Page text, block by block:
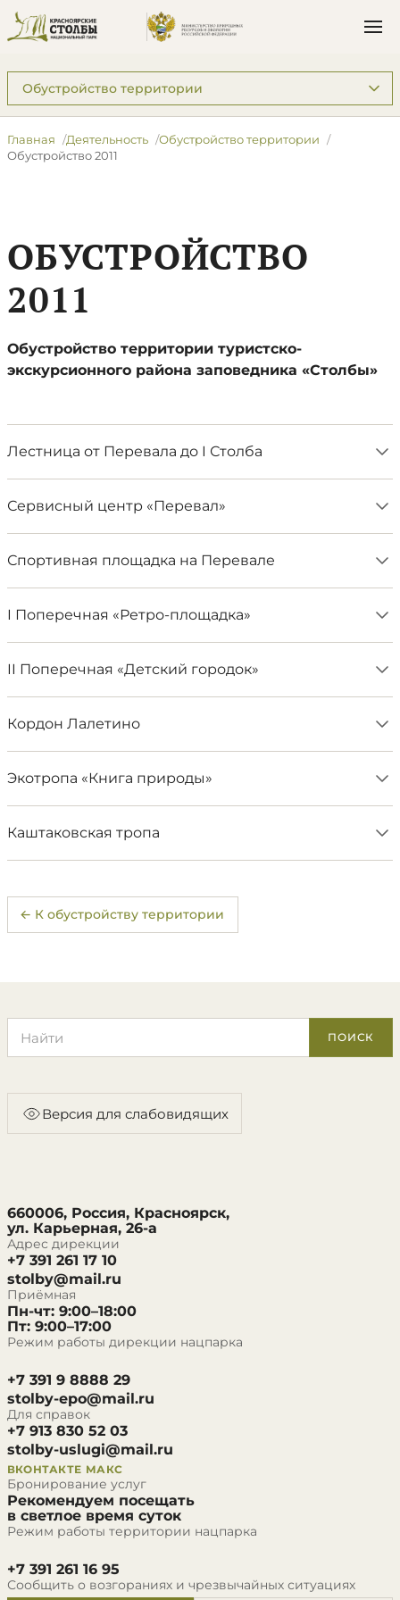
Подразделы: Деятельность
Главная Деятельность
Обустройство территории
Обустройство 2011
ОБУСТРОЙСТВО
2011
Обустройство территории туристско-
экскурсионного района заповедника «Столбы»
Лестница от Перевала до I Столба
Сервисный центр «Перевал»
Спортивная площадка на Перевале
I Поперечная «Ретро-площадка»
II Поперечная «Детский городок»
Кордон Лалетино
Экотропа «Книга природы»
Каштаковская тропа
← К обустройству территории
ПОИСК
Версия для слабовидящих
660006, Россия, Красноярск,
ул. Карьерная, 26-а
Адрес дирекции
+7 391 261 17 10
stolby@mail.ru
Приёмная
Пн-чт: 9:00–18:00
Пт: 9:00–17:00
Режим работы дирекции нацпарка
+7 391 9 8888 29
stolby-epo@mail.ru
Для справок
+7 913 830 52 03
stolby-uslugi@mail.ru
ВКОНТАКТЕ МАКС
Бронирование услуг
Рекомендуем посещать
в светлое время суток
Режим работы территории нацпарка
+7 391 261 16 95
Сообщить о возгораниях и чрезвычайных ситуациях